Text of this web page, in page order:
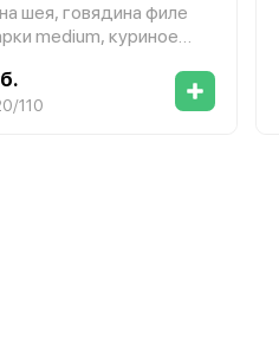
шея, говядина филе
medium, куриное
дольки, огурец
110